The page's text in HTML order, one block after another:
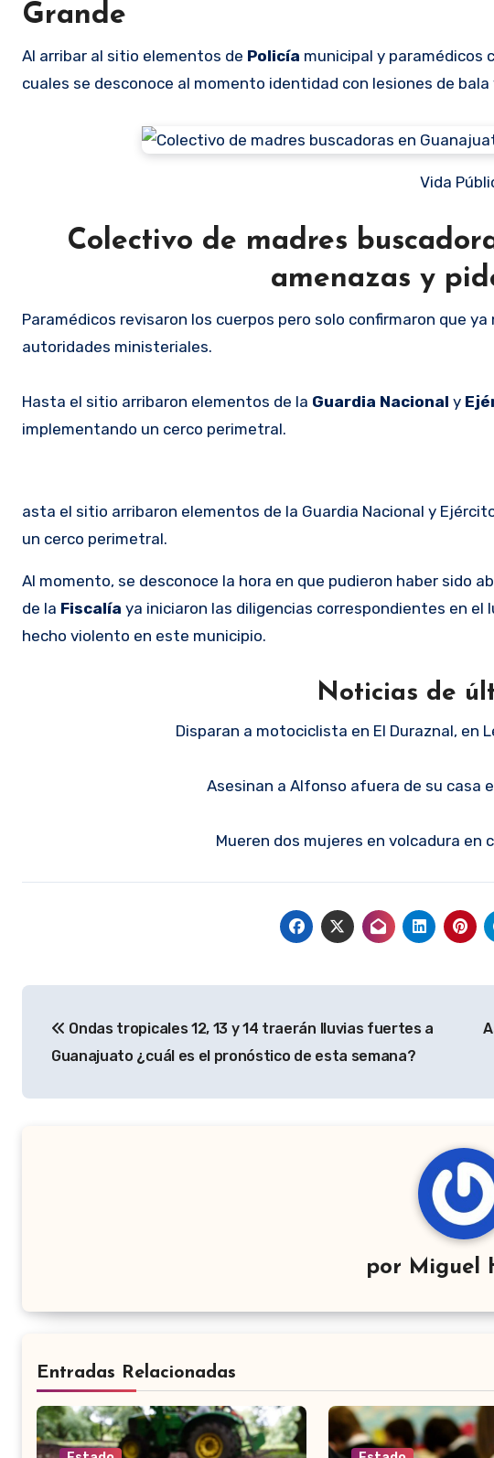
Grande
Al arribar al sitio elementos de Policía municipal y paramédicos
cuales se desconoce al momento identidad con lesiones de bala
Vida
Colectivo de madres
amenazas y
Paramédicos revisaron los cuerpos pero solo confirmaron que
autoridades ministeriales.
Hasta el sitio arribaron elementos de la Guardia Nacional y
implementando un cerco perimetral.
asta el sitio arribaron elementos de la Guardia Nacional y
un cerco perimetral.
Al momento, se desconoce la hora en que pudieron haber sido
de la Fiscalía ya iniciaron las diligencias correspondientes en
hecho violento en este municipio.
Noticias de
Disparan a motociclista en El Duraznal, en
Asesinan a Alfonso afuera de su casa
Mueren dos mujeres en volcadura en
de
Ondas tropicales 12, 13 y 14 traerán lluvias fuertes a
Guanajuato ¿cuál es el pronóstico de esta semana?
por Miguel
Entradas Relacionadas